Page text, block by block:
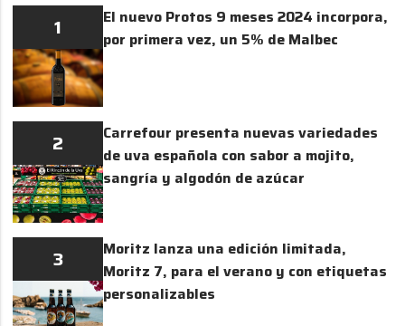
1
El nuevo Protos 9 meses 2024 incorpora,
por primera vez, un 5% de Malbec
2
Carrefour presenta nuevas variedades
de uva española con sabor a mojito,
sangría y algodón de azúcar
3
Moritz lanza una edición limitada,
Moritz 7, para el verano y con etiquetas
personalizables